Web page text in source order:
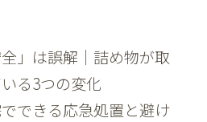
全」は誤解｜詰め物が取
る3つの変化
できる応急処置と避け